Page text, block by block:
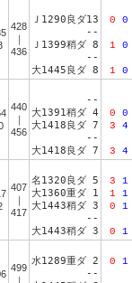
428
｜
436
Ｊ1290良ダ13
--
Ｊ1399稍ダ 8
--
大1445良ダ 8
0 0
1 0
1 0
440
｜
456
--
大1391稍ダ 4
大1418良ダ 7
--
大1418良ダ 7
0 0
3 4
3 4
407
｜
417
名1320良ダ 5
大1360重ダ 1
大1443稍ダ 3
--
大1443稍ダ 3
3 1
1 1
0 1
0 1
499
｜
水1289重ダ 2
--
0 1